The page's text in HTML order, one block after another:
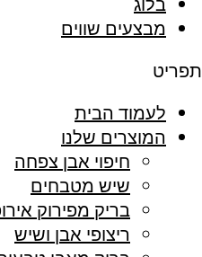
מבצעים שווים
תפריט
לעמוד הבית
המוצרים שלנו
חיפוי אבן צפחה
שיש מטבחים
בריק מפירוק
ריצופי אבן ושיש